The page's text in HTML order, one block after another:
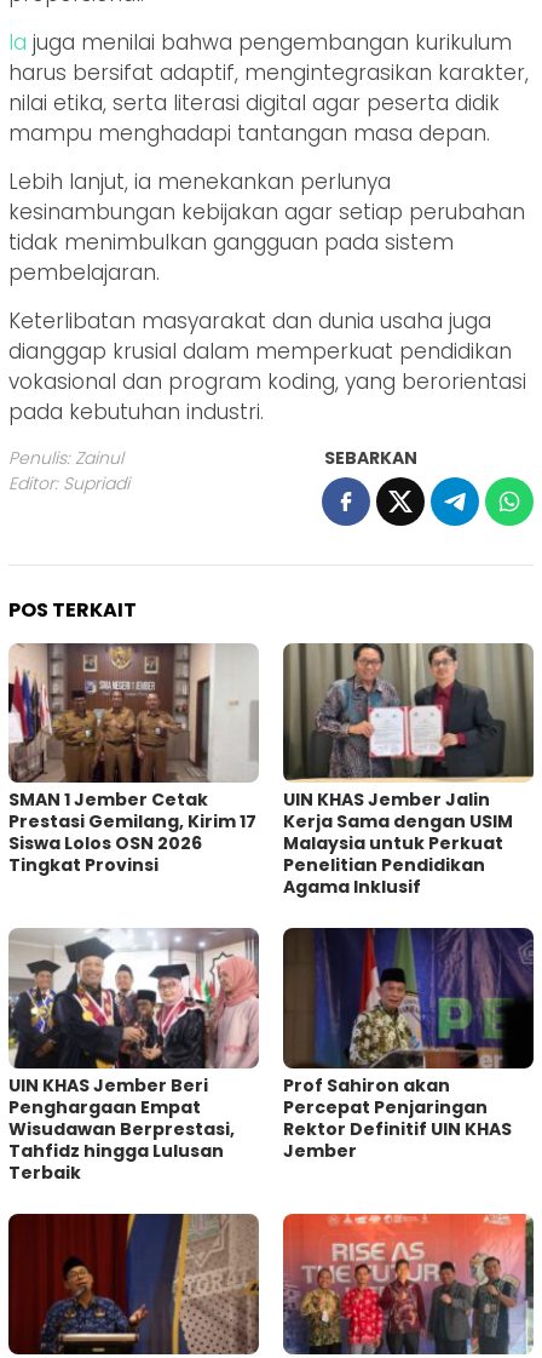
Ia juga menilai bahwa pengembangan kurikulum
harus bersifat adaptif, mengintegrasikan karakter,
nilai etika, serta literasi digital agar peserta didik
mampu menghadapi tantangan masa depan.
Lebih lanjut, ia menekankan perlunya
kesinambungan kebijakan agar setiap perubahan
tidak menimbulkan gangguan pada sistem
pembelajaran.
Keterlibatan masyarakat dan dunia usaha juga
dianggap krusial dalam memperkuat pendidikan
vokasional dan program koding, yang berorientasi
pada kebutuhan industri.
Penulis: Zainul
Editor: Supriadi
SEBARKAN
POS TERKAIT
SMAN 1 Jember Cetak
Prestasi Gemilang, Kirim 17
Siswa Lolos OSN 2026
Tingkat Provinsi
UIN KHAS Jember Jalin
Kerja Sama dengan USIM
Malaysia untuk Perkuat
Penelitian Pendidikan
Agama Inklusif
UIN KHAS Jember Beri
Penghargaan Empat
Wisudawan Berprestasi,
Tahfidz hingga Lulusan
Terbaik
Prof Sahiron akan
Percepat Penjaringan
Rektor Definitif UIN KHAS
Jember